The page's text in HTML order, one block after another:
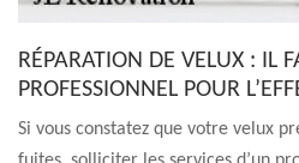
RÉPARATION DE VELUX : IL
PROFESSIONNEL POUR
Si vous constatez que votre velux